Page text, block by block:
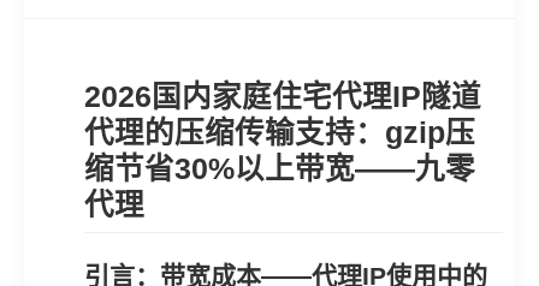
2026国内家庭住宅代理IP隧道
代理的压缩传输支持：gzip压
缩节省30%以上带宽——九零
代理
引言：带宽成本——代理IP使用中的